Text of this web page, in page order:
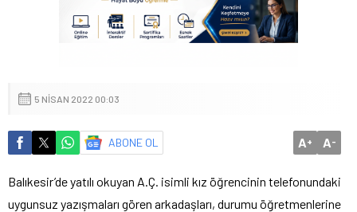
5 NISAN 2022 00:03
ABONE OL A+ A-
Balıkesir’de yatılı okuyan A.Ç. isimli kız öğrencinin telefonundaki
uygunsuz yazışmaları gören arkadaşları, durumu öğretmenlerine